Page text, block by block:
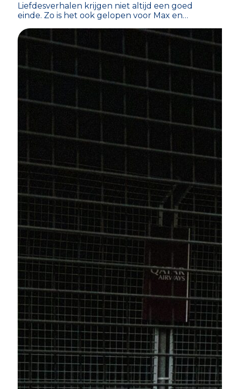
Liefdesverhalen krijgen niet altijd een goed
einde. Zo is het ook gelopen voor Max en…